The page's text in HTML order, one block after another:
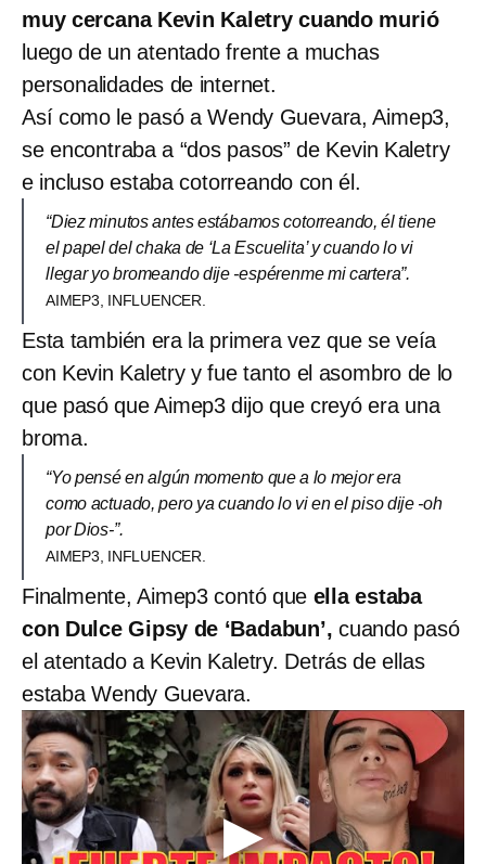
muy cercana Kevin Kaletry cuando murió
luego de un atentado frente a muchas
personalidades de internet.
Así como le pasó a Wendy Guevara, Aimep3,
se encontraba a “dos pasos” de Kevin Kaletry
e incluso estaba cotorreando con él.
“Diez minutos antes estábamos cotorreando, él tiene
el papel del chaka de ‘La Escuelita’ y cuando lo vi
llegar yo bromeando dije -espérenme mi cartera”.
AIMEP3, INFLUENCER.
Esta también era la primera vez que se veía
con Kevin Kaletry y fue tanto el asombro de lo
que pasó que Aimep3 dijo que creyó era una
broma.
“Yo pensé en algún momento que a lo mejor era
como actuado, pero ya cuando lo vi en el piso dije -oh
por Dios-”.
AIMEP3, INFLUENCER.
Finalmente, Aimep3 contó que ella estaba
con Dulce Gipsy de ‘Badabun’, cuando pasó
el atentado a Kevin Kaletry. Detrás de ellas
estaba Wendy Guevara.